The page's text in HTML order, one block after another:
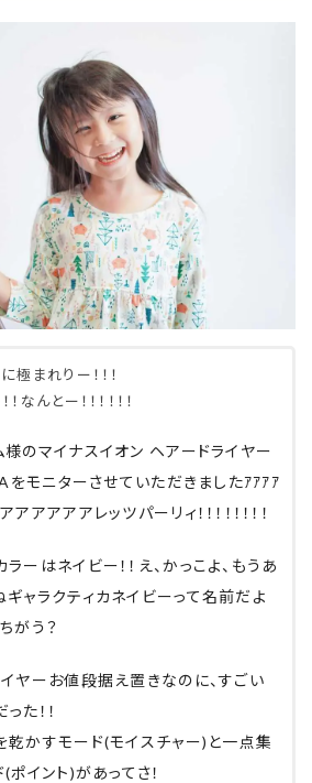
今日も息子のサラツヤヘアは
のであった。
極まれりー！！！
なんとー！！！！！！
様のマイナスイオン ヘアードライヤー
モニターさせていただきましたｱｱｱｱ
アアアアアレッツパーリィ！！！！！！！！
ーはネイビー！！え、かっこよ、もうあ
ギャラクティカネイビーって名前だよ
がう？
イヤーお値段据え置きなのに、すごい
た！！
乾かすモード(モイスチャー)と一点集
ポイント)があってさ！